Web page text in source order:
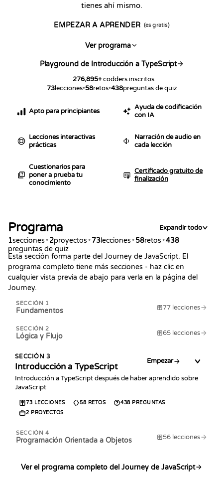
tienes ahí mismo.
EMPEZAR A APRENDER (es gratis)
Ver programa
Playground de Introducción a TypeScript
276,895+codders inscritos
73lecciones•58retos•438preguntas de quiz
Apto para principiantes
Ayuda de codificación
con IA
Lecciones interactivas
prácticas
Narración de audio en
cada lección
Cuestionarios para
poner a prueba tu
conocimiento
Certificado gratuito de
finalización
Programa Expandir todo
1secciones •2proyectos •73lecciones •58retos •438
preguntas de quiz
Esta sección forma parte del Journey de JavaScript. El
programa completo tiene más secciones - haz clic en
cualquier vista previa de abajo para verla en la página del
Journey.
SECCIÓN 1
Fundamentos 77 lecciones
SECCIÓN 2
Lógica y Flujo 65 lecciones
SECCIÓN 3
Introducción a TypeScript
Empezar
Introducción a TypeScript después de haber aprendido sobre
JavaScript
73 LECCIONES 58 RETOS 438 PREGUNTAS
2 PROYECTOS
SECCIÓN 4
Programación Orientada a Objetos 56 lecciones
Ver el programa completo del Journey de JavaScript